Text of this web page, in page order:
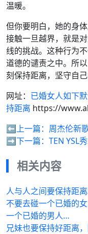
温暖。
但你要明白，她的身
接触一旦越界，就是
线的挑战。这种行为
道德的谴责之中。所
刻保持距离，坚守自己
网址： 已婚女人如下
持距离 https://
⬅️上一篇： 周杰伦新
➡️下一篇： TEN YSL
相关内容
人与人之间要保持距
不要去碰一个已婚的
一个已婚的男人…
兄妹也要保持好距离